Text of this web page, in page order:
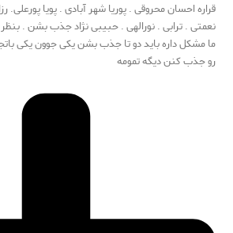
قراره احسان محروقی . پوریا شهر آبادی . پویا پورعلی.
نعمتی . ترابی . نورالهی . حبیبی نژاد جذب بشن .
ما مشکل داره باید دو تا جذب بشن یکی جوون یکی
رو جذب کنن دیگه تمومه